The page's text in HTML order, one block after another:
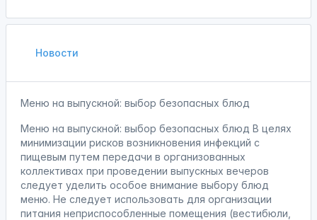
Новости
Меню на выпускной: выбор безопасных блюд
Меню на выпускной: выбор безопасных блюд В целях
минимизации рисков возникновения инфекций с
пищевым путем передачи в организованных
коллективах при проведении выпускных вечеров
следует уделить особое внимание выбору блюд
меню. Не следует использовать для организации
питания неприспособленные помещения (вестибюли,